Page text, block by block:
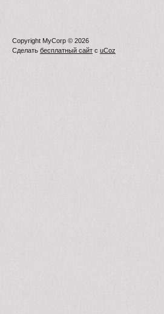
Copyright MyCorp © 2026
Сделать бесплатный сайт с uCoz